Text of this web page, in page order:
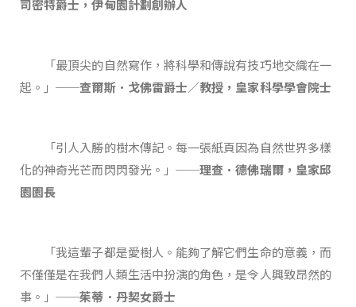
司密特爵士，伊甸園計劃創辦人
「最頂尖的自然寫作，將科學和傳說有技巧地交織在一
起。」──查爾斯．戈佛雷爵士／教授，皇家科學學會院士
「引人入勝的樹木傳記。每一張紙頁因為自然世界多樣
化的神奇光芒而閃閃發光。」 ──理查．德佛瑞爾，皇家邱
園園長
「我這輩子都是愛樹人。能夠了解它們生命的意義，而
不僅僅是在我們人類生活中扮演的角色，是令人興致昂然的
事。」──茱蒂．丹契女爵士